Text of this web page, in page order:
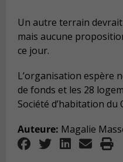
Un autre terrain
mais aucune
ce jour.
L’organisation espère
de fonds et les 28
Société d’habitation du
Auteure: Magalie